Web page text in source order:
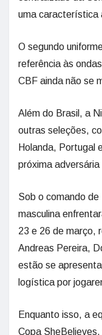
uma característica
O segundo
referência às
CBF ainda não se
Além do Brasil, a
outras seleções,
Holanda, Portugal
próxima
Sob o comando de
masculina
23 e 26 de março,
Andreas Pereira,
estão se
logística por
Enquanto isso, a
Copa